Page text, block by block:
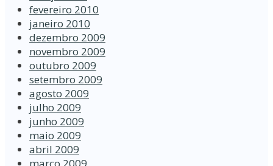
fevereiro 2010
janeiro 2010
dezembro 2009
novembro 2009
outubro 2009
setembro 2009
agosto 2009
julho 2009
junho 2009
maio 2009
abril 2009